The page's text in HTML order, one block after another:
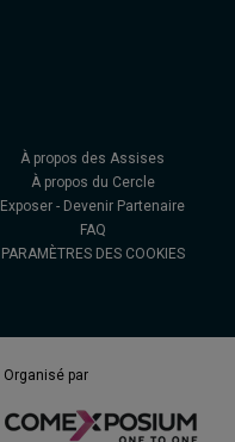
À propos des Assises
À propos du Cercle
Exposer - Devenir Partenaire
FAQ
PARAMÈTRES DES COOKIES
Organisé par